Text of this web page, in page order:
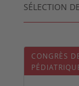
SÉLECTION
CONGRÈS